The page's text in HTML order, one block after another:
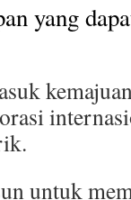
yang
untuk